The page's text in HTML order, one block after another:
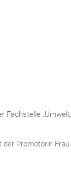
Fachstelle
der Promotorin